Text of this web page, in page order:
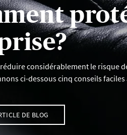
considérablement le risque
ci-dessous cinq conseils
DE BLOG